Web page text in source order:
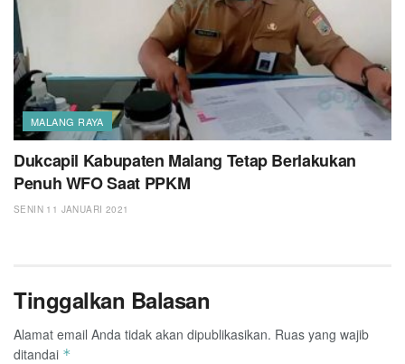
MALANG RAYA
Dukcapil Kabupaten Malang Tetap Berlakukan
Penuh WFO Saat PPKM
SENIN 11 JANUARI 2021
Tinggalkan Balasan
Alamat email Anda tidak akan dipublikasikan. Ruas yang wajib
ditandai *